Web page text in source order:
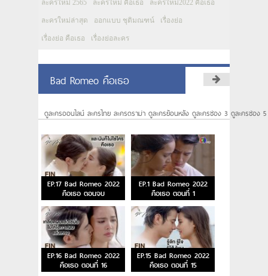
ละครใหม่ 2565 ละครใหม่ คือเธอ ละครใหม่2022 คือเธอ
ละครใหม่ล่าสุด ออกแบบ ชุติมณฑน์ เรื่องย่อ
เรื่องย่อ คือเธอ เรื่องย่อละคร
Bad Romeo คือเธอ
ดูละครออนไลน์ ละครไทย ละครดราม่า ดูละครย้อนหลัง ดูละครช่อง 3 ดูละครช่อง
EP.17 Bad Romeo 2022
คือเธอ ตอนจบ
EP.1 Bad Romeo 2022
คือเธอ ตอนที่ 1
EP.16 Bad Romeo 2022
คือเธอ ตอนที่ 16
EP.15 Bad Romeo 2022
คือเธอ ตอนที่ 15